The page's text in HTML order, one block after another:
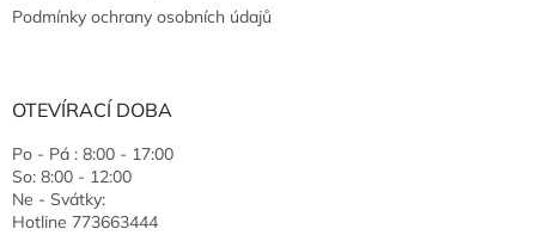
Podmínky ochrany osobních údajů
OTEVÍRACÍ DOBA
Po - Pá : 8:00 - 17:00
So: 8:00 - 12:00
Ne - Svátky:
Hotline 773663444